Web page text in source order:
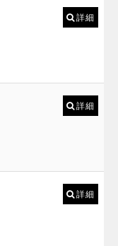
詳細
詳細
詳細